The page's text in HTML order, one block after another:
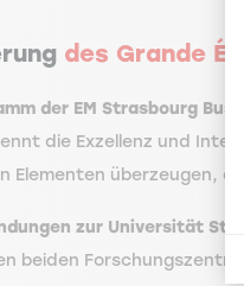
des Grande
der EM Strasbourg
die Exzellenz und
Elementen überzeugen,
zur Universität
beiden